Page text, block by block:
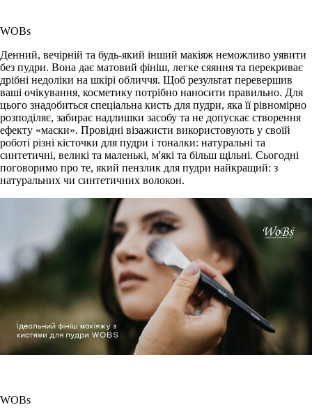
WOBs
Денний, вечірній та будь-який інший макіяж неможливо уявити
без пудри. Вона дає матовий фініш, легке сяяння та перекриває
дрібні недоліки на шкірі обличчя. Щоб результат перевершив
ваші очікування, косметику потрібно наносити правильно. Для
цього знадобиться спеціальна кисть для пудри, яка її рівномірно
розподіляє, забирає надлишки засобу та не допускає створення
ефекту «маски». Провідні візажисти використовують у своїй
роботі різні кісточки для пудри і тоналки: натуральні та
синтетичні, великі та маленькі, м'які та більш щільні. Сьогодні
поговоримо про те, який пензлик для пудри найкращий: з
натуральних чи синтетичних волокон.
WOBs